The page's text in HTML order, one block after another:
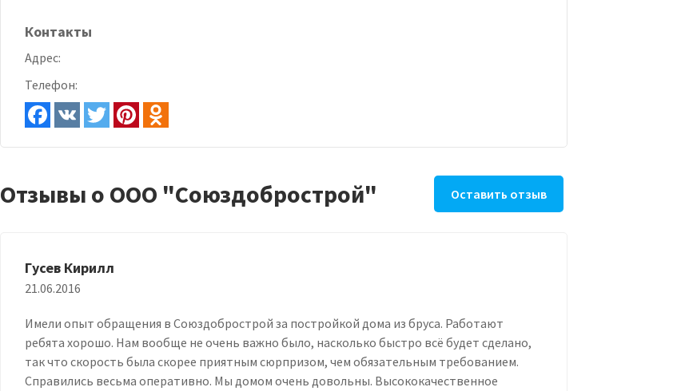
Контакты
Адрес:
Телефон:
Отзывы о ООО "Союздобрострой" Оставить отзыв
Гусев Кирилл
21.06.2016
Имели опыт обращения в Союздобрострой за постройкой дома из бруса. Работают
ребята хорошо. Нам вообще не очень важно было, насколько быстро всё будет сделано,
так что скорость была скорее приятным сюрпризом, чем обязательным требованием.
Справились весьма оперативно. Мы домом очень довольны. Высококачественное